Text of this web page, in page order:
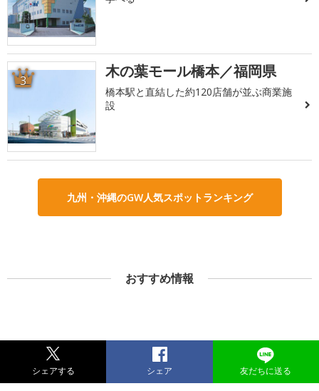
3 木の葉モール橋本／福岡県
橋本駅と直結した約120店舗が並ぶ商業施
設
九州・沖縄のGW人気スポットランキング
おすすめ情報
シェアする シェア 友だちに送る